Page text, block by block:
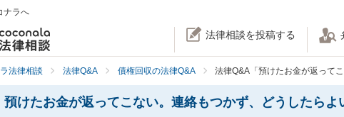
ナラへ
法律相談を投稿する
法律相談 法律Q&A 債権回収の法律Q&A 法律Q&A「預けたお金が返って
預けたお金が返ってこない。連絡もつかず、どうしたらよ